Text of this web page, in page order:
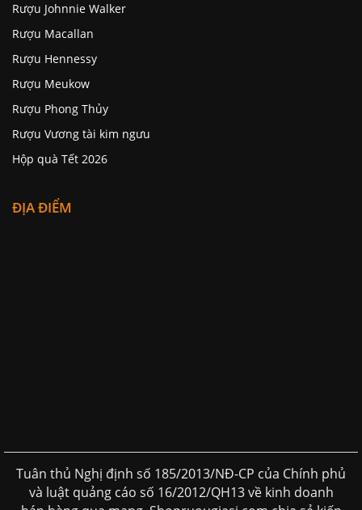
Rượu Johnnie Walker
Rượu Macallan
Rượu Hennessy
Rượu Meukow
Rượu Phong Thủy
Rượu Vương tài kim ngưu
Hộp quà Tết 2026
ĐỊA ĐIỂM
Tuân thủ Nghị định số 185/2013/NĐ-CP của Chính phủ
và luật quảng cáo số 16/2012/QH13 về kinh doanh